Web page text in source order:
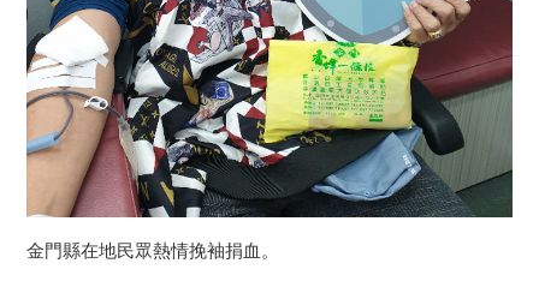
金門縣在地民眾熱情挽袖捐血。